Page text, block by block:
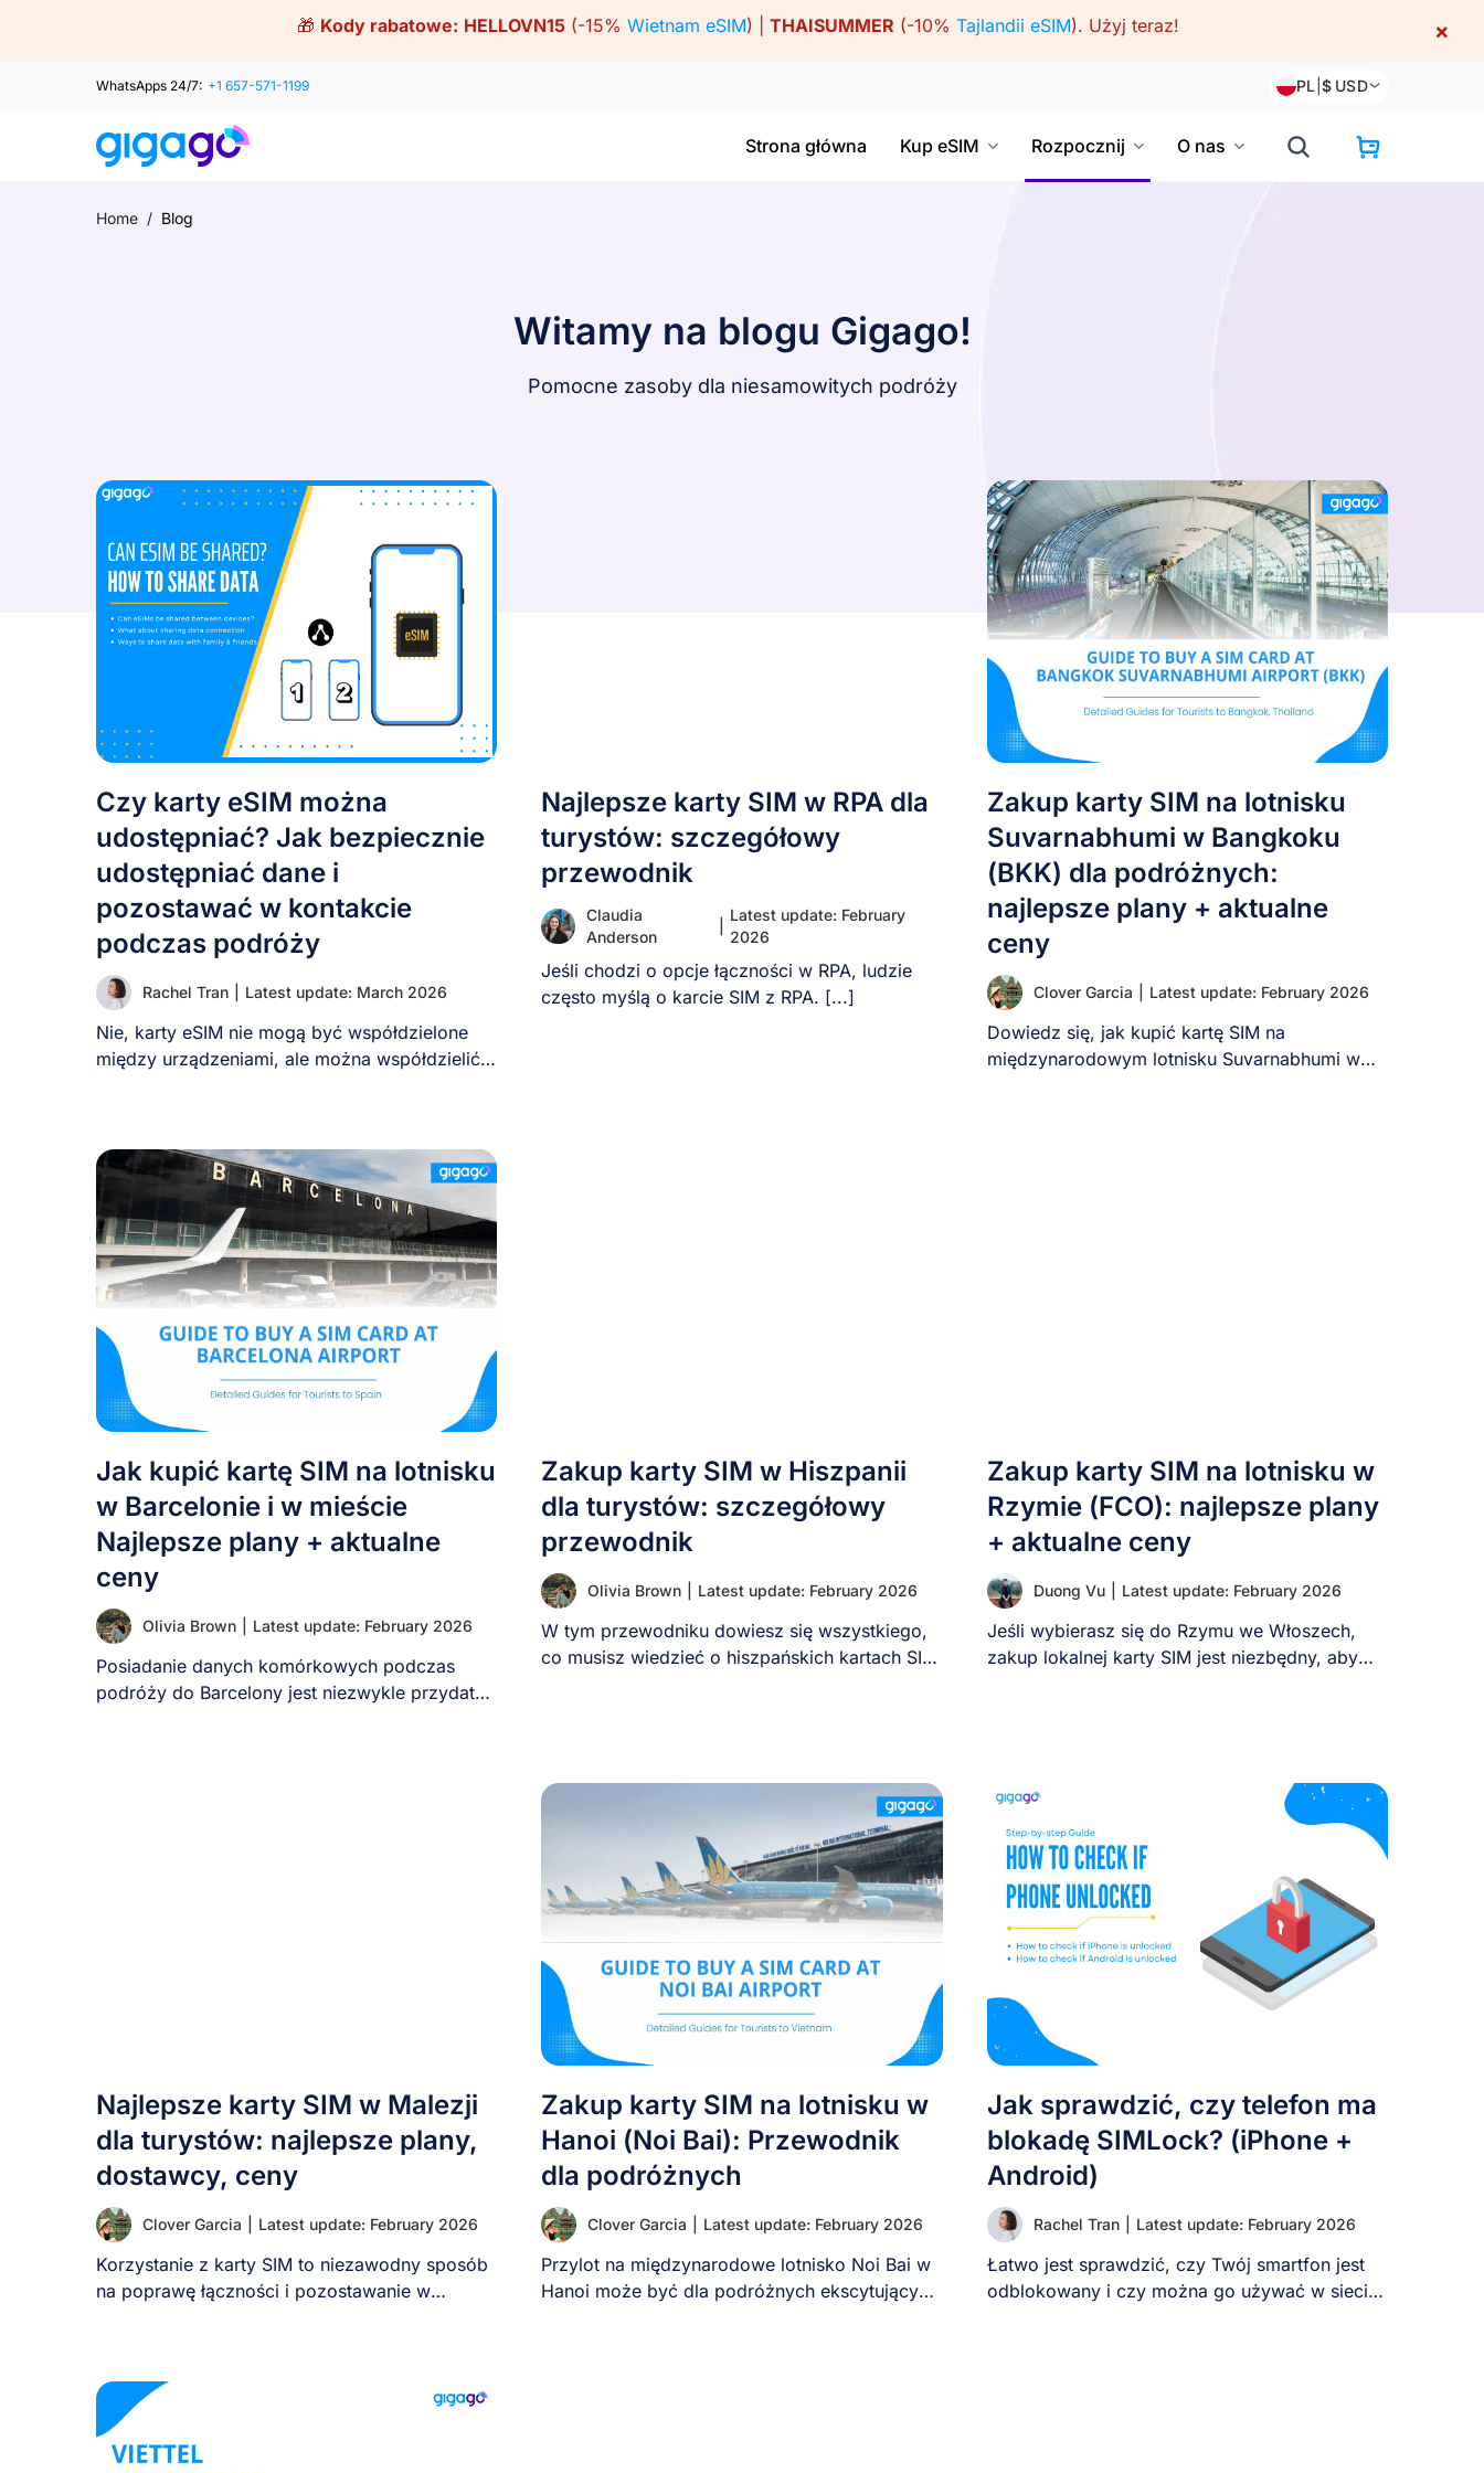
🎁 Kody rabatowe: HELLOVN15(-15% Wietnam eSIM) | THAISUMMER (-10% Tajlandii eSIM). Użyj teraz! ×
WhatsApps 24/7: +1 657-571-1199 PL |$ USD
Strona główna Kup eSIM Rozpocznij O nas
Home / Blog
Witamy na blogu Gigago!
Pomocne zasoby dla niesamowitych podróży
Czy karty eSIM można
udostępniać? Jak bezpiecznie
udostępniać dane i
pozostawać w kontakcie
podczas podróży
Rachel Tran Latest update: March 2026
Nie, karty eSIM nie mogą być współdzielone
między urządzeniami, ale można współdzielić
Najlepsze karty SIM w RPA dla
turystów: szczegółowy
przewodnik
Claudia
Anderson
Latest update: February
2026
Jeśli chodzi o opcje łączności w RPA, ludzie
często myślą o karcie SIM z RPA. [...]
Zakup karty SIM na lotnisku
Suvarnabhumi w Bangkoku
(BKK) dla podróżnych:
najlepsze plany + aktualne
ceny
Clover Garcia Latest update: February 2026
Dowiedz się, jak kupić kartę SIM na
międzynarodowym lotnisku Suvarnabhumi w
Jak kupić kartę SIM na lotnisku
w Barcelonie i w mieście
Najlepsze plany + aktualne
ceny
Olivia Brown Latest update: February 2026
Posiadanie danych komórkowych podczas
podróży do Barcelony jest niezwykle przydatne
Zakup karty SIM w Hiszpanii
dla turystów: szczegółowy
przewodnik
Olivia Brown Latest update: February 2026
W tym przewodniku dowiesz się wszystkiego,
co musisz wiedzieć o hiszpańskich kartach SIM
Zakup karty SIM na lotnisku w
Rzymie (FCO): najlepsze plany
+ aktualne ceny
Duong Vu Latest update: February 2026
Jeśli wybierasz się do Rzymu we Włoszech,
zakup lokalnej karty SIM jest niezbędny, aby
Najlepsze karty SIM w Malezji
dla turystów: najlepsze plany,
dostawcy, ceny
Clover Garcia Latest update: February 2026
Korzystanie z karty SIM to niezawodny sposób
na poprawę łączności i pozostawanie w
Zakup karty SIM na lotnisku w
Hanoi (Noi Bai): Przewodnik
dla podróżnych
Clover Garcia Latest update: February 2026
Przylot na międzynarodowe lotnisko Noi Bai w
Hanoi może być dla podróżnych ekscytującym,
Jak sprawdzić, czy telefon ma
blokadę SIMLock? (iPhone +
Android)
Rachel Tran Latest update: February 2026
Łatwo jest sprawdzić, czy Twój smartfon jest
odblokowany i czy można go używać w sieci